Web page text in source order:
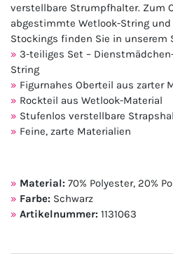
verstellbare Strumpfhalter. Zum
abgestimmte Wetlook-String und
Stockings finden Sie in unserem
3-teiliges Set –
String
Figurnahes Oberteil aus zarter
Rockteil aus Wetlook-Material
Stufenlos verstellbare
Feine, zarte Materialien
Material: 70% Polyester, 20%
Farbe: Schwarz
Artikelnummer: 1131063